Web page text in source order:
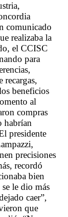
comunicado
realizaba la
el CCISC
para
recargas,
beneficios
al
compras
habrían
presidente
precisiones
recordó
bien
le dio más
caer”,
que